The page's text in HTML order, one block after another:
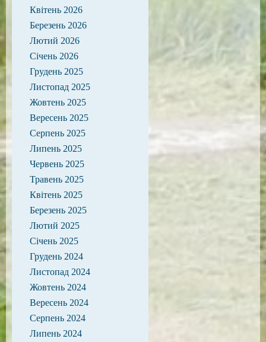
Квітень 2026
Березень 2026
Лютий 2026
Січень 2026
Грудень 2025
Листопад 2025
Жовтень 2025
Вересень 2025
Серпень 2025
Липень 2025
Червень 2025
Травень 2025
Квітень 2025
Березень 2025
Лютий 2025
Січень 2025
Грудень 2024
Листопад 2024
Жовтень 2024
Вересень 2024
Серпень 2024
Липень 2024